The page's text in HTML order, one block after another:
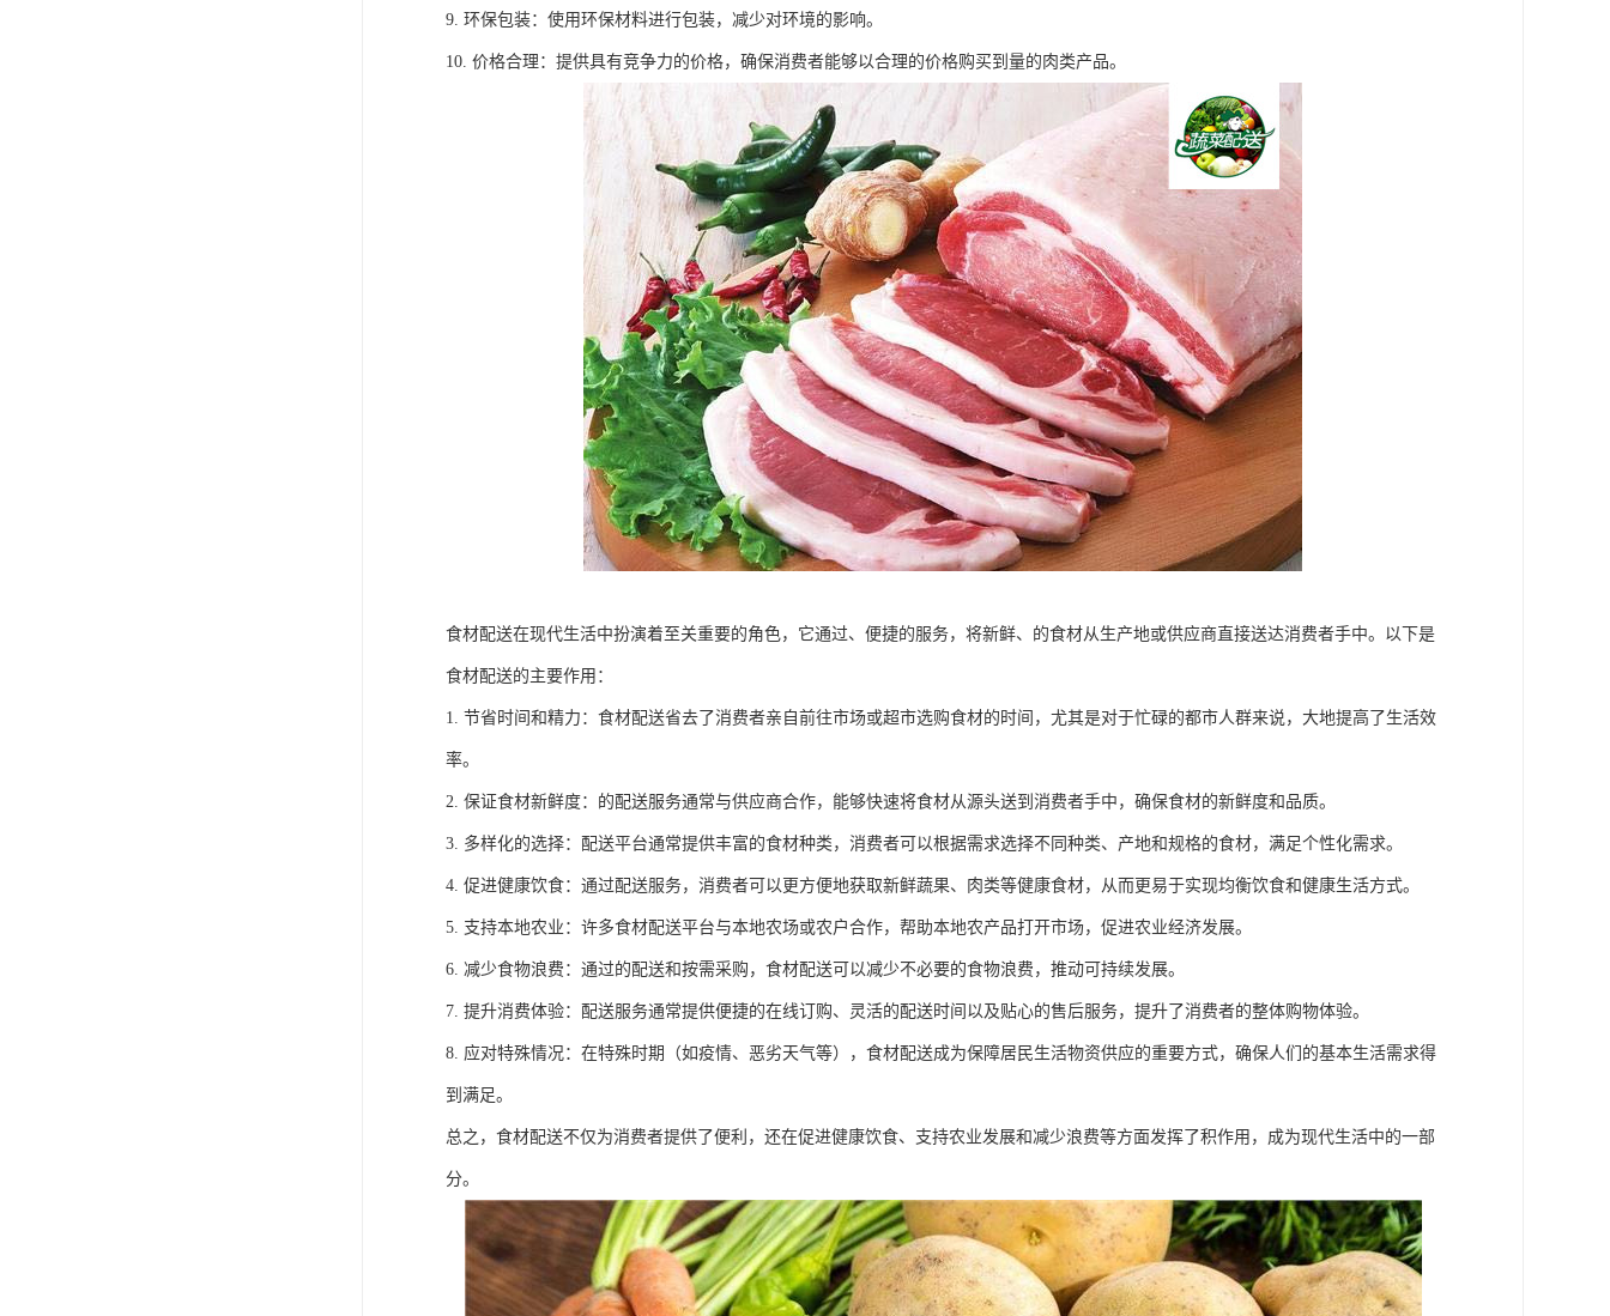
9. 环保包装：使用环保材料进行包装，减少对环境的影响。
10. 价格合理：提供具有竞争力的价格，确保消费者能够以合理的价格购买到量的肉类产品。
食材配送在现代生活中扮演着至关重要的角色，它通过、便捷的服务，将新鲜、的食材从生产地或供应商直接送达消费者手中。以下是
食材配送的主要作用：
1. 节省时间和精力：食材配送省去了消费者亲自前往市场或超市选购食材的时间，尤其是对于忙碌的都市人群来说，大地提高了生活效
率。
2. 保证食材新鲜度：的配送服务通常与供应商合作，能够快速将食材从源头送到消费者手中，确保食材的新鲜度和品质。
3. 多样化的选择：配送平台通常提供丰富的食材种类，消费者可以根据需求选择不同种类、产地和规格的食材，满足个性化需求。
4. 促进健康饮食：通过配送服务，消费者可以更方便地获取新鲜蔬果、肉类等健康食材，从而更易于实现均衡饮食和健康生活方式。
5. 支持本地农业：许多食材配送平台与本地农场或农户合作，帮助本地农产品打开市场，促进农业经济发展。
6. 减少食物浪费：通过的配送和按需采购，食材配送可以减少不必要的食物浪费，推动可持续发展。
7. 提升消费体验：配送服务通常提供便捷的在线订购、灵活的配送时间以及贴心的售后服务，提升了消费者的整体购物体验。
8. 应对特殊情况：在特殊时期（如疫情、恶劣天气等），食材配送成为保障居民生活物资供应的重要方式，确保人们的基本生活需求得
到满足。
总之，食材配送不仅为消费者提供了便利，还在促进健康饮食、支持农业发展和减少浪费等方面发挥了积作用，成为现代生活中的一部
分。